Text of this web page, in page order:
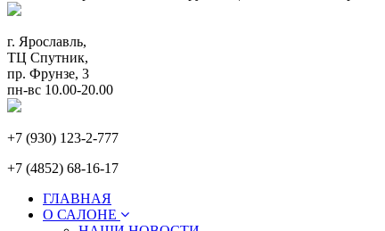
г. Ярославль,
ТЦ Спутник,
пр. Фрунзе, 3
пн-вс 10.00-20.00
+7 (930) 123-2-777
+7 (4852) 68-16-17
ГЛАВНАЯ
О САЛОНЕ